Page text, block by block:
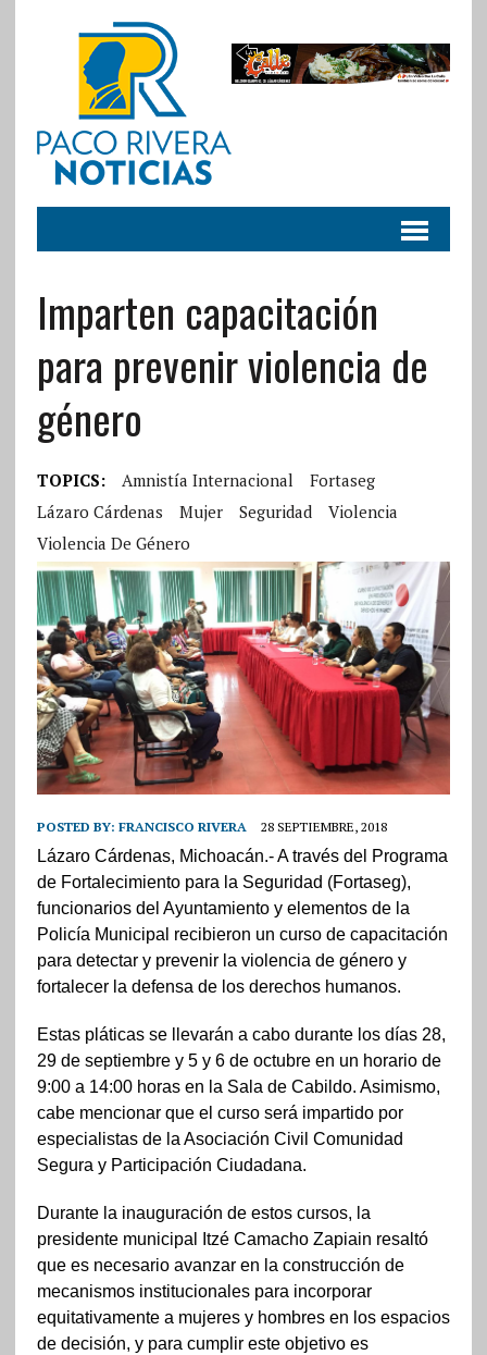
Imparten capacitación
para prevenir violencia de
género
TOPICS: Amnistía Internacional
Fortaseg
Lázaro Cárdenas
Mujer Seguridad
Violencia
Violencia De Género
POSTED BY: FRANCISCO RIVERA 28 SEPTIEMBRE, 2018
Lázaro Cárdenas, Michoacán.- A través del Programa
de Fortalecimiento para la Seguridad (Fortaseg),
funcionarios del Ayuntamiento y elementos de la
Policía Municipal recibieron un curso de capacitación
para detectar y prevenir la violencia de género y
fortalecer la defensa de los derechos humanos.
Estas pláticas se llevarán a cabo durante los días 28,
29 de septiembre y 5 y 6 de octubre en un horario de
9:00 a 14:00 horas en la Sala de Cabildo. Asimismo,
cabe mencionar que el curso será impartido por
especialistas de la Asociación Civil Comunidad
Segura y Participación Ciudadana.
Durante la inauguración de estos cursos, la
presidente municipal Itzé Camacho Zapiain resaltó
que es necesario avanzar en la construcción de
mecanismos institucionales para incorporar
equitativamente a mujeres y hombres en los espacios
de decisión, y para cumplir este objetivo es